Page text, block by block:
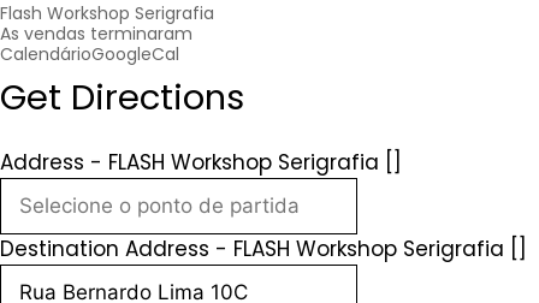
Flash Workshop Serigrafia
As vendas terminaram
CalendárioGoogleCal
Get Directions
Address - FLASH Workshop Serigrafia []
Destination Address - FLASH Workshop Serigrafia []